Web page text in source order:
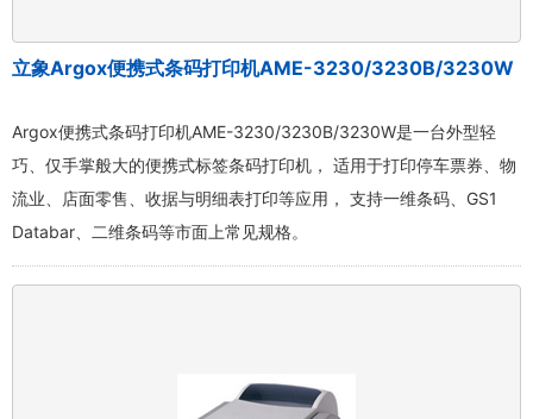
立象Argox便携式条码打印机AME-3230/3230B/3230W
Argox便携式条码打印机AME-3230/3230B/3230W是一台外型轻
巧、仅手掌般大的便携式标签条码打印机， 适用于打印停车票券、物
流业、店面零售、收据与明细表打印等应用， 支持一维条码、GS1
Databar、二维条码等市面上常见规格。